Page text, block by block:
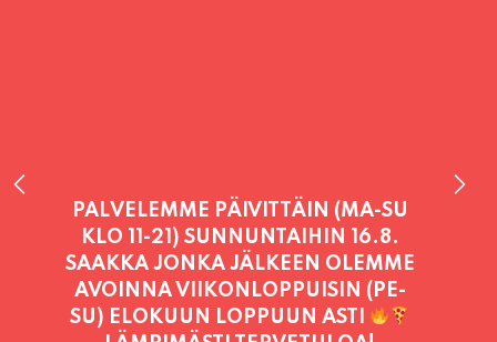
PALVELEMME PÄIVITTÄIN (MA-SU
KLO 11-21) SUNNUNTAIHIN 16.8.
SAAKKA JONKA JÄLKEEN OLEMME
AVOINNA VIIKONLOPPUISIN (PE-
SU) ELOKUUN LOPPUUN ASTI
LÄMPIMÄSTI TERVETULOA!